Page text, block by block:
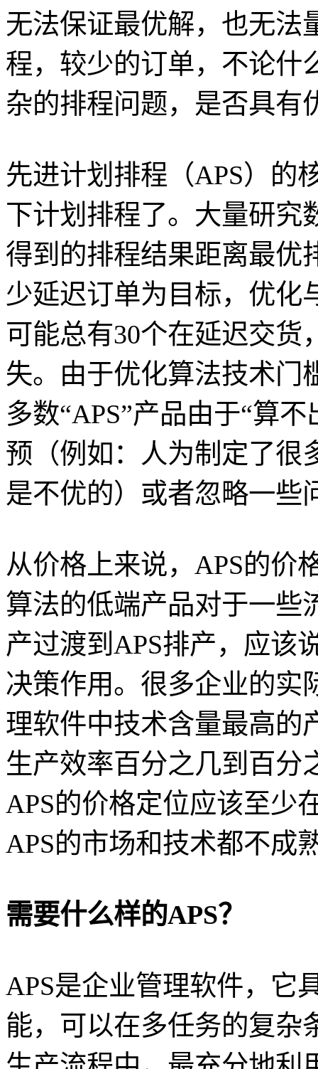
无法保证最优解，也无法
程，较少的订单，不论什
杂的排程问题，是否具有
先进计划排程（APS）的
下计划排程了。大量研究
得到的排程结果距离最优
少延迟订单为目标，优化
可能总有30个在延迟交货
失。由于优化算法技术门
多数“APS”产品由于“算
预（例如：人为制定了很
是不优的）或者忽略一些
从价格上来说，APS的价
算法的低端产品对于一些
产过渡到APS排产，应该
决策作用。很多企业的实
理软件中技术含量最高的
生产效率百分之几到百分
APS的价格定位应该至少
APS的市场和技术都不成
需要什么样的APS？
APS是企业管理软件，它
能，可以在多任务的复杂